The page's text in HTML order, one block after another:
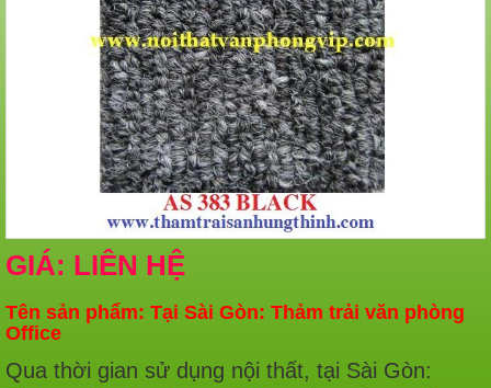
GIÁ: LIÊN HỆ
Tên sản phẩm: Tại Sài Gòn: Thảm trải văn phòng
Office
Qua thời gian sử dụng nội thất, tại Sài Gòn: